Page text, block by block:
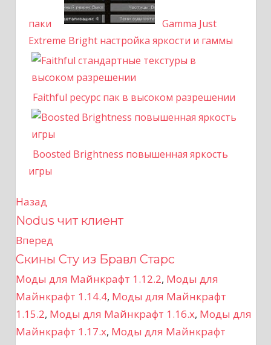
паки
Gamma Just
Extreme Bright настройка яркости и гаммы
Faithful ресурс пак в высоком разрешении
Boosted Brightness повышенная яркость
игры
Н
а
в
и
г
а
Назад
Nodus чит клиент
Вперед
Скины Сту из Бравл Старс
Моды для Майнкрафт 1.12.2, Моды для
Майнкрафт 1.14.4, Моды для Майнкрафт
1.15.2, Моды для Майнкрафт 1.16.x, Моды для
Майнкрафт 1.17.x, Моды для Майнкрафт